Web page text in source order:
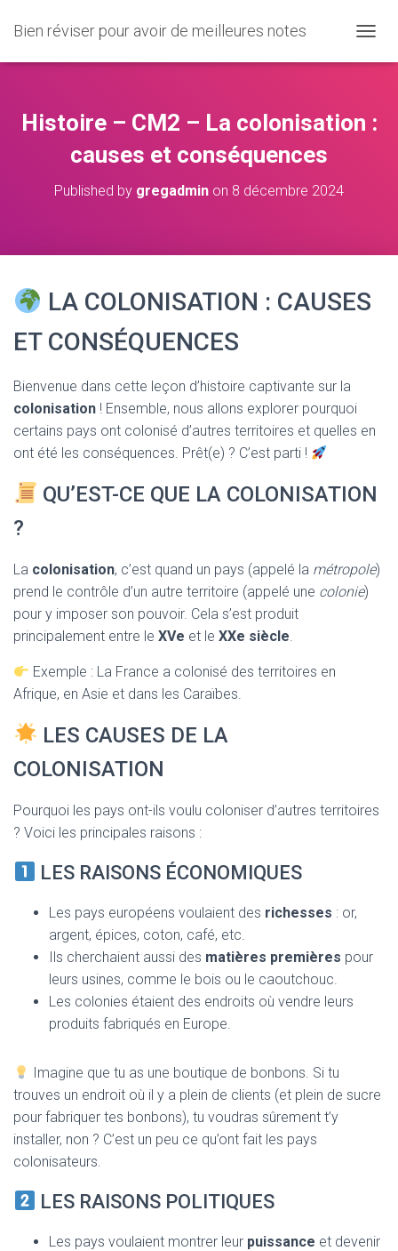
Bien réviser pour avoir de meilleures notes
U
N
O
Histoire – CM2 – La colonisation :
causes et conséquences
Published by gregadmin on 8 décembre 2024
LA COLONISATION : CAUSES
ET CONSÉQUENCES
Bienvenue dans cette leçon d’histoire captivante sur la
colonisation ! Ensemble, nous allons explorer pourquoi
certains pays ont colonisé d’autres territoires et quelles en
ont été les conséquences. Prêt(e) ? C’est parti !
QU’EST-CE QUE LA COLONISATION
?
La colonisation, c’est quand un pays (appelé la métropole)
prend le contrôle d’un autre territoire (appelé une colonie)
pour y imposer son pouvoir. Cela s’est produit
principalement entre le XVe et le XXe siècle.
Exemple : La France a colonisé des territoires en
Afrique, en Asie et dans les Caraïbes.
LES CAUSES DE LA
COLONISATION
Pourquoi les pays ont-ils voulu coloniser d’autres territoires
? Voici les principales raisons :
LES RAISONS ÉCONOMIQUES
Les pays européens voulaient des richesses : or,
argent, épices, coton, café, etc.
Ils cherchaient aussi des matières premières pour
leurs usines, comme le bois ou le caoutchouc.
Les colonies étaient des endroits où vendre leurs
produits fabriqués en Europe.
Imagine que tu as une boutique de bonbons. Si tu
trouves un endroit où il y a plein de clients (et plein de sucre
pour fabriquer tes bonbons), tu voudras sûrement t’y
installer, non ? C’est un peu ce qu’ont fait les pays
colonisateurs.
LES RAISONS POLITIQUES
Les pays voulaient montrer leur puissance et devenir